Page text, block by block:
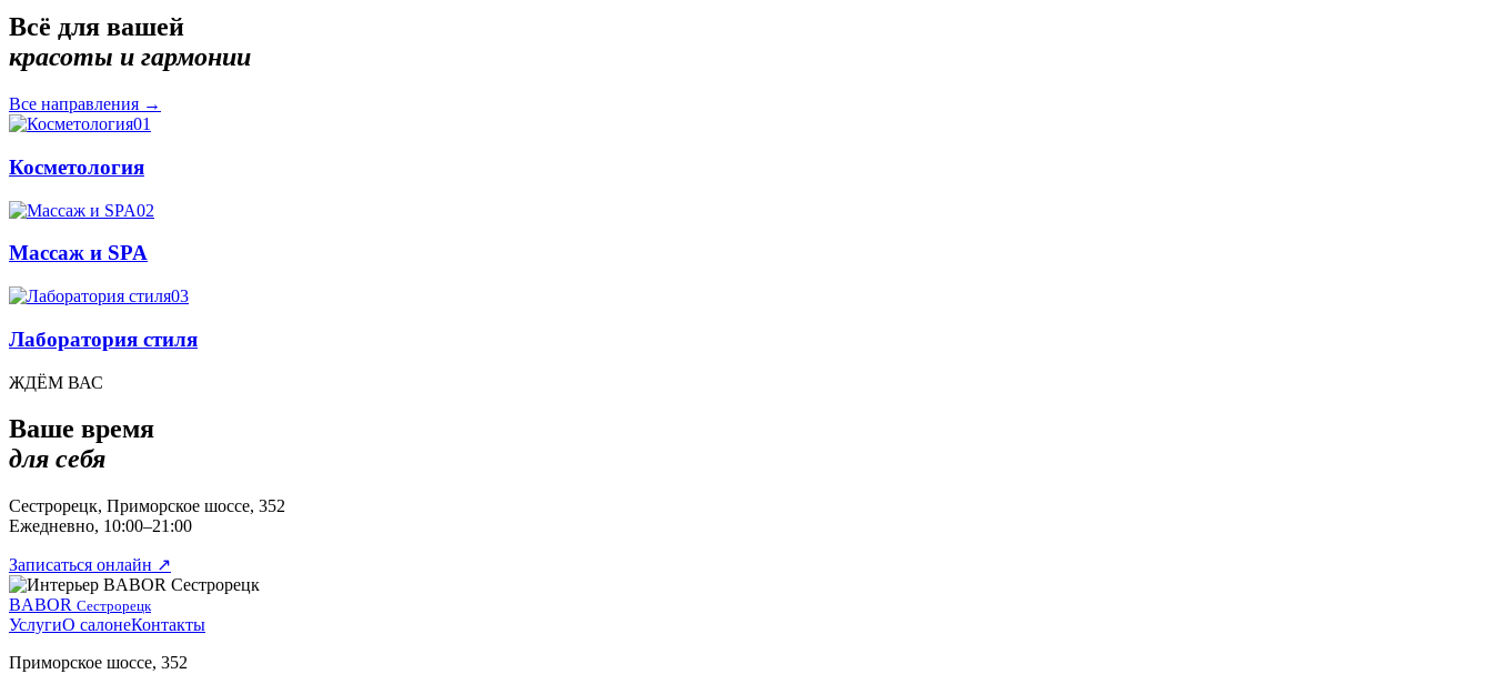
Всё для вашей
красоты и гармонии
Все направления →
01
Косметология
02
Массаж и SPA
03
Лаборатория стиля
ЖДЁМ ВАС
Ваше время
для себя
Сестрорецк, Приморское шоссе, 352
Ежедневно, 10:00–21:00
Записаться онлайн ↗
BABOR Сестрорецк
УслугиО салонеКонтакты
Приморское шоссе, 352